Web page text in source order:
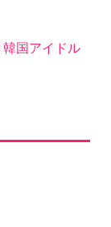
国アイドル